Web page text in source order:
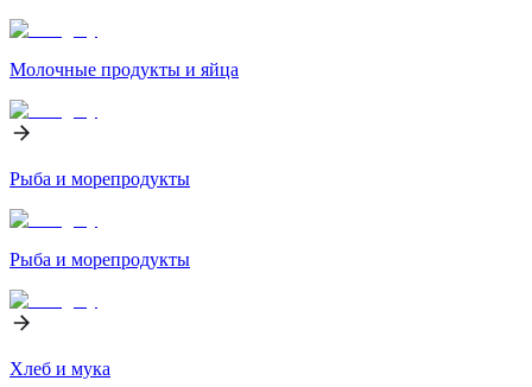
Молочные продукты и яйца
Рыба и морепродукты
Рыба и морепродукты
Хлеб и мука